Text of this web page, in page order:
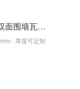
ASA树脂双面围墙瓦,围墙墙头帽,仿古装饰树脂墙头瓦
· 厚度可定制